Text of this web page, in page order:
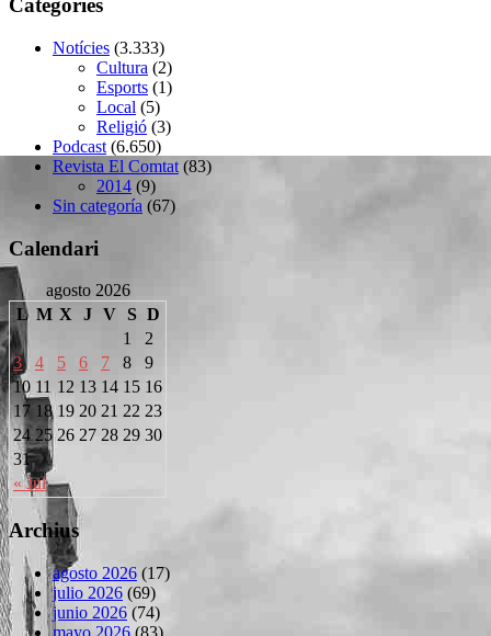
Categoríes
Notícies (3.333)
Cultura (2)
Esports (1)
Local (5)
Religió (3)
Podcast (6.650)
Revista El Comtat (83)
2014 (9)
Sin categoría (67)
Calendari
agosto 2026
L M X J V S D
« Jul
1
2
3
4 5 6 7 8
9
10 11 12 13 14 15 16
17 18 19 20 21 22 23
24 25 26 27 28 29 30
31
Archius
agosto 2026 (17)
julio 2026 (69)
junio 2026 (74)
mayo 2026 (83)